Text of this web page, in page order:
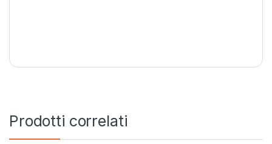
Prodotti correlati